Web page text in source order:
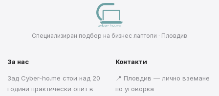
Специализиран подбор на бизнес лаптопи · Пловдив
За нас
Зад Cyber-ho.me стои над 20
години практически опит в
Контакти
📍 Пловдив — лично вземане
по уговорка